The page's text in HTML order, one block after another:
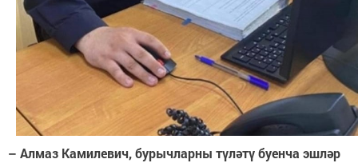
– Алмаз Камилевич, бурычларны түләтү буенча эшләр